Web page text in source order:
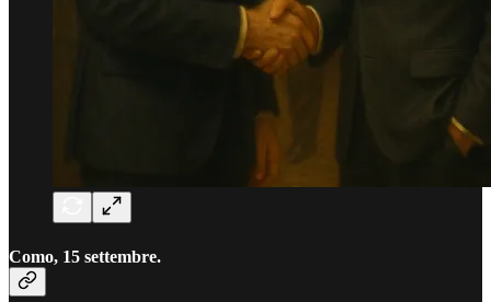
Como, 15 settembre.